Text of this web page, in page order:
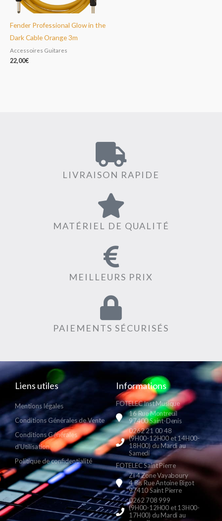
Fender Professional Glow in the
Dark Cable Orange 3m
Accessoires Guitares
22,00€
LIVRAISON RAPIDE
MATÉRIEL DE QUALITÉ
MEILLEURS PRIX
PAIEMENTS SÉCURISÉS
Liens utiles
Mentions légales
Conditions Générales de Vente
Conditions Générales
d'Utilisation
Politique de confidentialité
Informations
FOTELEC Inst Musique
16 Rue Montreuil
97400 Saint-Denis
0262 21 00 48
(9H00-12H00 et 14H00-
18H00) du Mardi au
Samedi
FOTELEC Saint Pierre
ZI 4 Zone Vayaboury
4 Bis Rue Antoine Bigot
97410 Saint Pierre
0262 708 999
(9H00-12H00 et 13H00-
17H00) du Mardi au